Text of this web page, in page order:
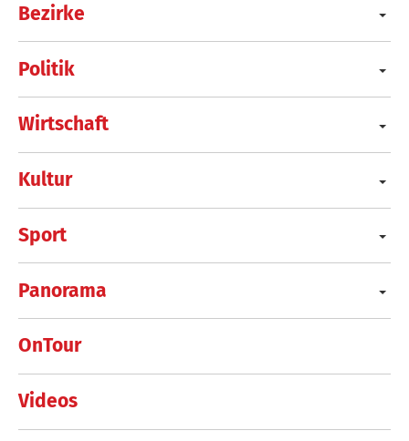
Bezirke
Politik
Wirtschaft
Kultur
Sport
Panorama
OnTour
Videos